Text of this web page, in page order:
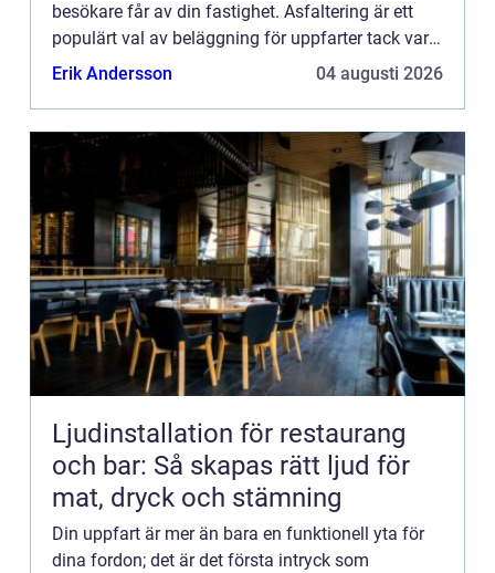
besökare får av din fastighet. Asfaltering är ett
populärt val av beläggning för uppfarter tack vare
...
Erik Andersson 04 augusti 2026
Ljudinstallation för restaurang
och bar: Så skapas rätt ljud för
mat, dryck och stämning
Din uppfart är mer än bara en funktionell yta för
dina fordon; det är det första intryck som